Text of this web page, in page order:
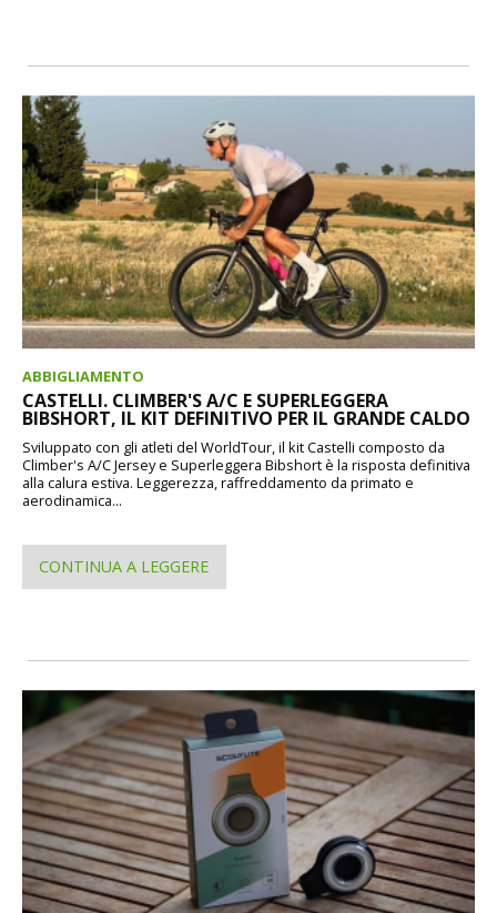
ABBIGLIAMENTO
CASTELLI. CLIMBER'S A/C E SUPERLEGGERA
BIBSHORT, IL KIT DEFINITIVO PER IL GRANDE CALDO
Sviluppato con gli atleti del WorldTour, il kit Castelli composto da
Climber's A/C Jersey e Superleggera Bibshort è la risposta definitiva
alla calura estiva. Leggerezza, raffreddamento da primato e
aerodinamica...
CONTINUA A LEGGERE